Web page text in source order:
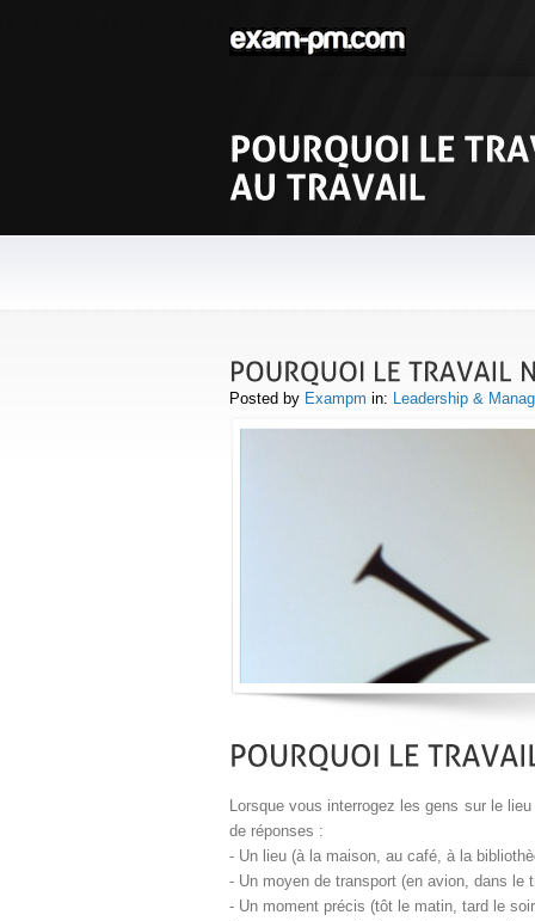
Posted by Exampm in: Leadership &
Lorsque vous interrogez les gens sur le
de réponses :
- Un lieu (à la maison, au café, à la
- Un moyen de transport (en avion, dans le
- Un moment précis (tôt le matin, tard le